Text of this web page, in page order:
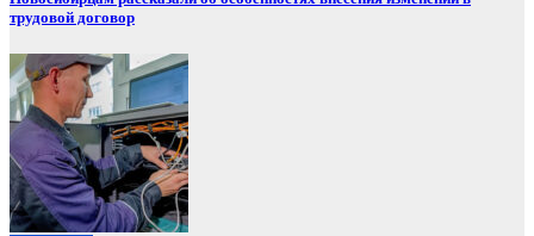
трудовой договор